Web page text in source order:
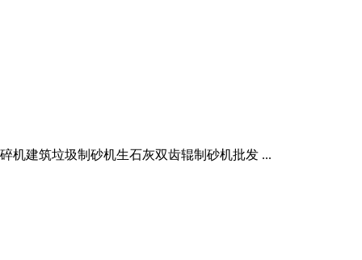
机建筑垃圾制砂机生石灰双齿辊制砂机批发 ...